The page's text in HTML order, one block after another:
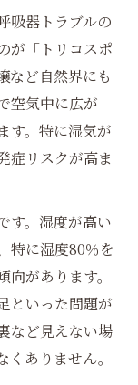
吸器トラブルの
が「トリコスポ
など自然界にも
空気中に広が
す。特に湿気が
症リスクが高ま
す。湿度が高い
特に湿度80％を
があります。
といった問題が
など見えない場
ありません。